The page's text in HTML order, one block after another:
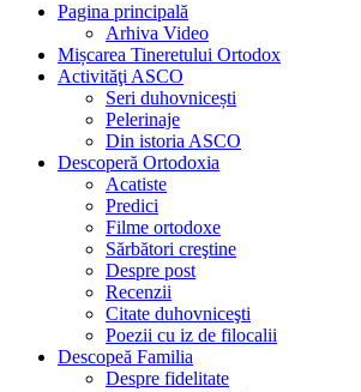
Pagina principală
Arhiva Video
Mișcarea Tineretului Ortodox
Activităţi ASCO
Seri duhovnicești
Pelerinaje
Din istoria ASCO
Descoperă Ortodoxia
Acatiste
Predici
Filme ortodoxe
Sărbători creştine
Despre post
Recenzii
Citate duhovniceşti
Poezii cu iz de filocalii
Descopeă Familia
Despre fidelitate